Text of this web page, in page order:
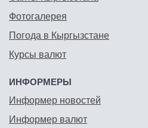
Фотогалерея
Погода в Кыргызстане
Курсы валют
ИНФОРМЕРЫ
Информер новостей
Информер валют